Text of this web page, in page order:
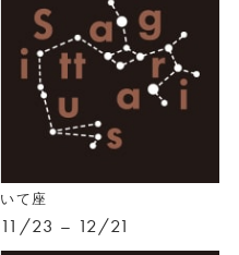
いて座
11/23 – 12/21